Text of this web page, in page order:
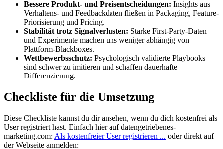
Bessere Produkt- und Preisentscheidungen: Insights aus
Verhaltens- und Feedbackdaten fließen in Packaging, Feature-
Priorisierung und Pricing.
Stabilität trotz Signalverlusten: Starke First-Party-Daten
und Experimente machen uns weniger abhängig von
Plattform-Blackboxes.
Wettbewerbsschutz: Psychologisch validierte Playbooks
sind schwer zu imitieren und schaffen dauerhafte
Differenzierung.
Checkliste für die Umsetzung
Diese Checkliste kannst du dir ansehen, wenn du dich kostenfrei als
User registriert hast. Einfach hier auf datengetriebenes-
marketing.com: Als kostenfreier User registrieren ... oder direkt auf
der Webseite anmelden: